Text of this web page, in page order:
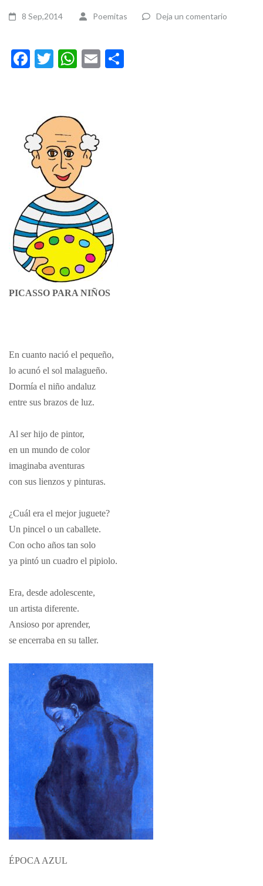
8 Sep,2014 Poemitas Deja un comentario
Facebook
Twitter
WhatsApp
Email
PICASSO PARA NIÑOS
En cuanto nació el pequeño,
lo acunó el sol malagueño.
Dormía el niño andaluz
entre sus brazos de luz.
Al ser hijo de pintor,
en un mundo de color
imaginaba aventuras
con sus lienzos y pinturas.
¿Cuál era el mejor juguete?
Un pincel o un caballete.
Con ocho años tan solo
ya pintó un cuadro el pipiolo.
Era, desde adolescente,
un artista diferente.
Ansioso por aprender,
se encerraba en su taller.
ÉPOCA AZUL